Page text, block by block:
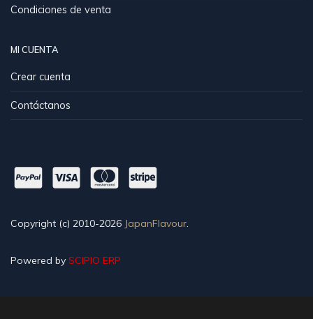
Condiciones de venta
MI CUENTA
Crear cuenta
Contáctanos
Copyright (c) 2010-2026 JapanFlavour.
Powered by SCIPIO ERP